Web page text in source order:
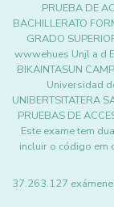
PRUEBA DE
BACHILLERATO
GRADO
wwwehues Unjl a d
BIKAINTASUN
Universidad
UNIBERTSITATERA
PRUEBAS DE
Este exame tem
incluir o código em
37.263.127